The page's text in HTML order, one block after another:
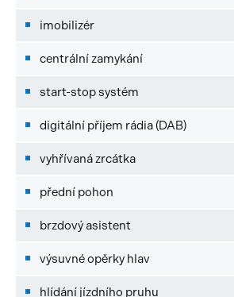
imobilizér
centrální zamykání
start-stop systém
digitální příjem rádia (DAB)
vyhřívaná zrcátka
přední pohon
brzdový asistent
výsuvné opěrky hlav
hlídání jízdního pruhu